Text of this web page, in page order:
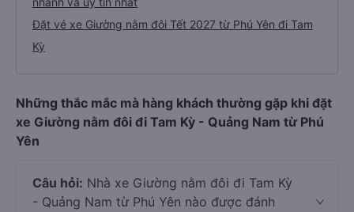
Đặt vé xe Giường nằm đôi Tết 2027 từ Phú Yên đi Tam
Kỳ
Những thắc mắc mà hàng khách thường gặp khi đặt
xe Giường nằm đôi đi Tam Kỳ - Quảng Nam từ Phú
Yên
Câu hỏi: Nhà xe Giường nằm đôi đi Tam Kỳ
- Quảng Nam từ Phú Yên nào được đánh